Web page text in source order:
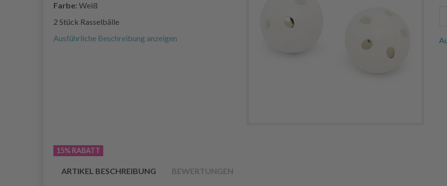
Farbe: Weiß
2 Stück Rasselbälle
Ausführliche Beschreibung anzeigen
15% RABATT
ARTIKEL BESCHREIBUNG BEWERTUNGEN